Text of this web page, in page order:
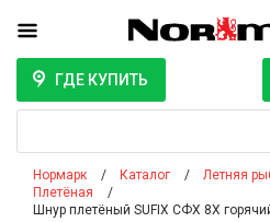
ГДЕ КУПИТЬ
Нормарк Каталог Летняя
Плетёная
Шнур плетёный SUFIX СФХ 8Х